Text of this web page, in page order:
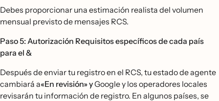
Debes proporcionar una estimación realista del volumen
mensual previsto de mensajes RCS.
Paso 5: Autorización Requisitos específicos de cada país
para el &
Después de enviar tu registro en el RCS, tu estado de agente
cambiará a«En revisión» yGoogle y los operadores locales
revisarán tu información de registro. En algunos países, se